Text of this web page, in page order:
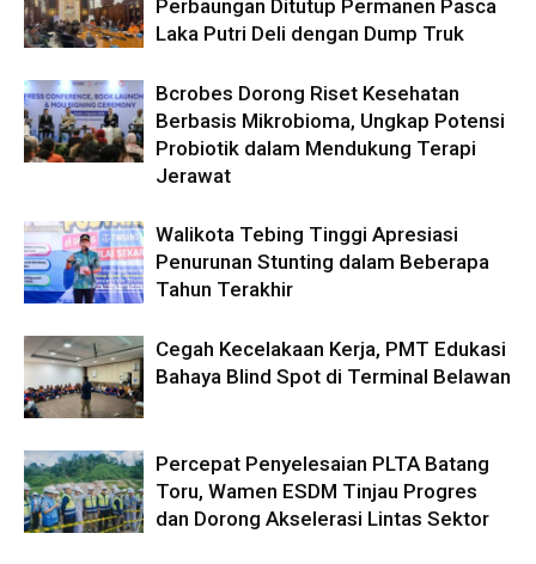
Perbaungan Ditutup Permanen Pasca
Laka Putri Deli dengan Dump Truk
Bcrobes Dorong Riset Kesehatan
Berbasis Mikrobioma, Ungkap Potensi
Probiotik dalam Mendukung Terapi
Jerawat
Walikota Tebing Tinggi Apresiasi
Penurunan Stunting dalam Beberapa
Tahun Terakhir
Cegah Kecelakaan Kerja, PMT Edukasi
Bahaya Blind Spot di Terminal Belawan
Percepat Penyelesaian PLTA Batang
Toru, Wamen ESDM Tinjau Progres
dan Dorong Akselerasi Lintas Sektor